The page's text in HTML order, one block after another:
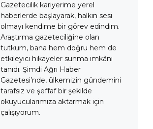
Gazetecilik kariyerime yerel
haberlerde başlayarak, halkın sesi
olmayı kendime bir görev edindim.
Araştırma gazeteciliğine olan
tutkum, bana hem doğru hem de
etkileyici hikayeler sunma imkânı
tanıdı. Şimdi Ağrı Haber
Gazetesi’nde, ülkemizin gündemini
tarafsız ve şeffaf bir şekilde
okuyucularımıza aktarmak için
çalışıyorum.